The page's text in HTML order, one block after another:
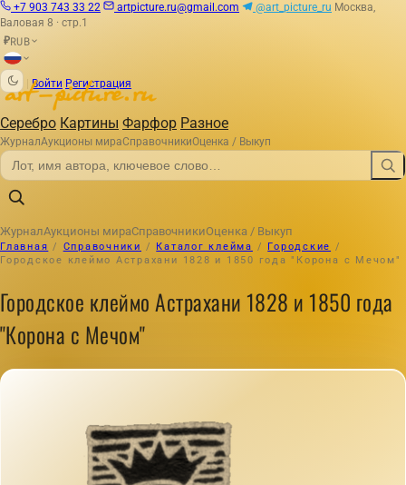
+7 903 743 33 22 artpicture.ru@gmail.com @art_picture_ru Москва,
Валовая 8 · стр.1
₽RUB
Войти Регистрация
Серебро Картины Фарфор Разное
ЖурналАукционы мираСправочникиОценка / Выкуп
ЖурналАукционы мираСправочникиОценка / Выкуп
Главная / Справочники / Каталог клейма / Городские /
Городское клеймо Астрахани 1828 и 1850 года "Корона с Мечом"
Городское клеймо Астрахани 1828 и 1850 года
"Корона с Мечом"